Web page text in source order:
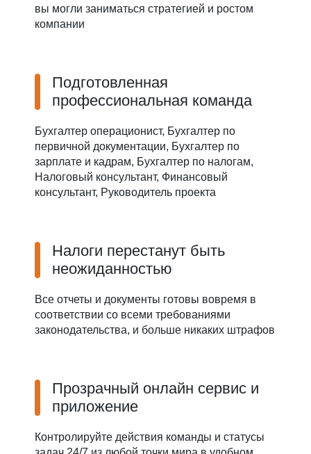
вы могли заниматься стратегией и ростом
компании
Подготовленная
профессиональная команда
Бухгалтер операционист, Бухгалтер по
первичной документации, Бухгалтер по
зарплате и кадрам, Бухгалтер по налогам,
Налоговый консультант, Финансовый
консультант, Руководитель проекта
Налоги перестанут быть
неожиданностью
Все отчеты и документы готовы вовремя в
соответствии со всеми требованиями
законодательства, и больше никаких штрафов
Прозрачный онлайн сервис и
приложение
Контролируйте действия команды и статусы